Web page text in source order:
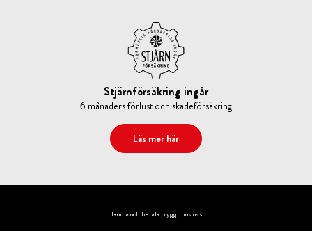
Stjärnförsäkring ingår
6 månaders förlust och skadeförsäkring
Läs mer här
Handla och betala tryggt hos oss: